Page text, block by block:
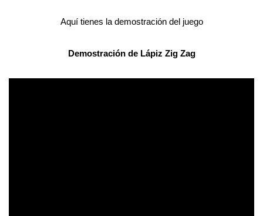
Aquí tienes la demostración del juego
Demostración de Lápiz Zig Zag